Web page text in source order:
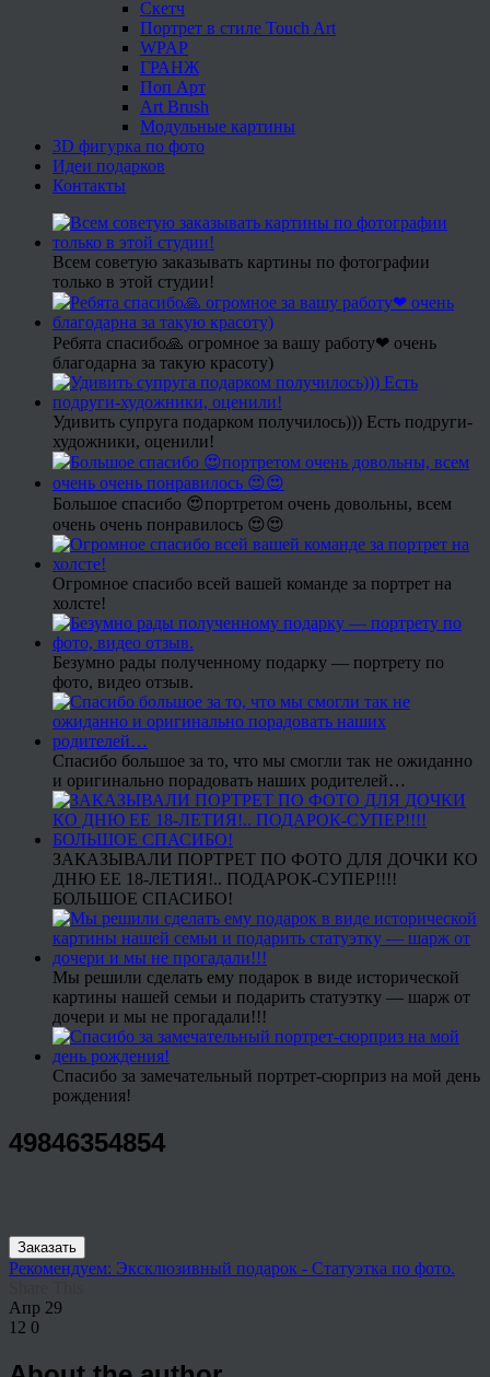
Скетч
Портрет в стиле Touch Art
WPAP
ГРАНЖ
Поп Арт
Art Brush
Модульные картины
3D фигурка по фото
Идеи подарков
Контакты
Всем советую заказывать картины по фотографии
только в этой студии!
Ребята спасибо🙏 огромное за вашу работу❤ очень
благодарна за такую красоту)
Удивить супруга подарком получилось))) Есть подруги-
художники, оценили!
Большое спасибо 😍портретом очень довольны, всем
очень очень понравилось 😍😍
Огромное спасибо всей вашей команде за портрет на
холсте!
Безумно рады полученному подарку — портрету по
фото, видео отзыв.
Спасибо большое за то, что мы смогли так не ожиданно
и оригинально порадовать наших родителей…
ЗАКАЗЫВАЛИ ПОРТРЕТ ПО ФОТО ДЛЯ ДОЧКИ КО
ДНЮ ЕЕ 18-ЛЕТИЯ!.. ПОДАРОК-СУПЕР!!!!
БОЛЬШОЕ СПАСИБО!
Мы решили сделать ему подарок в виде исторической
картины нашей семьи и подарить статуэтку — шарж от
дочери и мы не прогадали!!!
Спасибо за замечательный портрет-сюрприз на мой день
рождения!
49846354854
Заказать
Рекомендуем: Эксклюзивный подарок - Статуэтка по фото.
Апр 29
12 0